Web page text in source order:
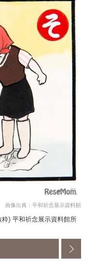
画像出典：平和祈念展示資料館
) 平和祈念展示資料館所